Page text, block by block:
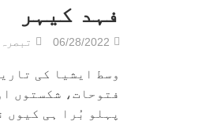
فہد کیہر
06/28/2022
وسط ایشیا کی
فتوحات، شکستوں
پہلو بُرا ہی کیوں